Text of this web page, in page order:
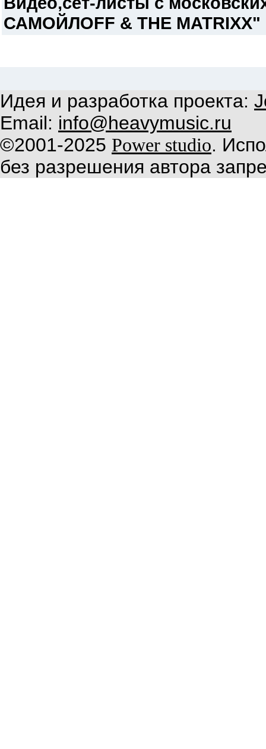
САМОЙЛОFF & THE MATRIXX"
Идея и разработка проекта:
Email: info@heavymusic.ru
©2001-2025 Power studio.
без разрешения автора